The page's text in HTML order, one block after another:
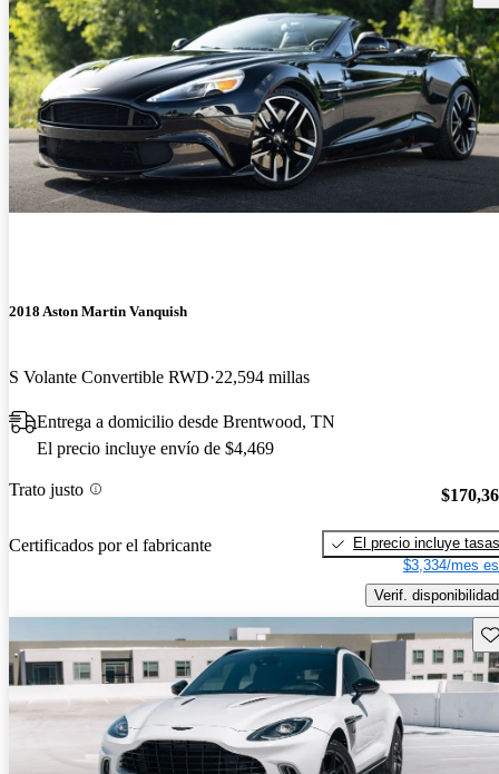
2018 Aston Martin Vanquish
S Volante Convertible RWD 22,594 millas
Entrega a domicilio desde Brentwood, TN
El precio incluye envío de $4,469
Trato justo
Certificados por el fabricante
El precio incluye tasas
$3,334/mes
Verif. disponibilidad